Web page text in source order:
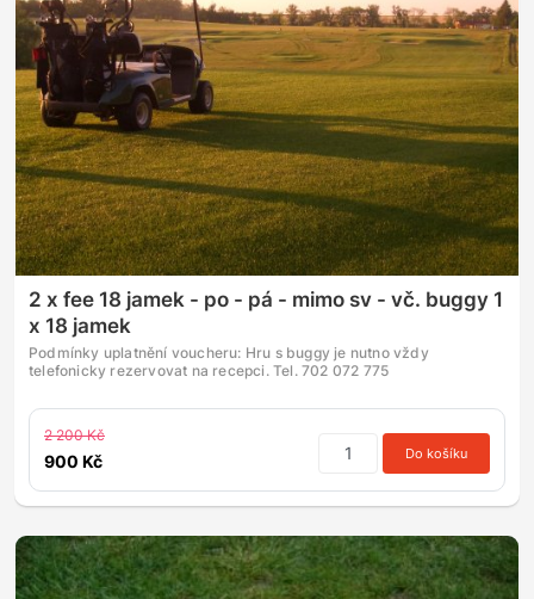
2 x fee 18 jamek - po - pá - mimo sv - vč. buggy 1
x 18 jamek
Podmínky uplatnění voucheru: Hru s buggy je nutno vždy
telefonicky rezervovat na recepci. Tel. 702 072 775
2 200 Kč
900 Kč Do košíku